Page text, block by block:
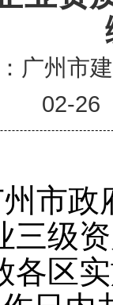
广州市
02-26
市政
三级
各区